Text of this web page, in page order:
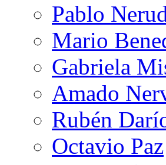
Pablo
Mario
Gabriela
Amado
Rubén
Octavio Paz